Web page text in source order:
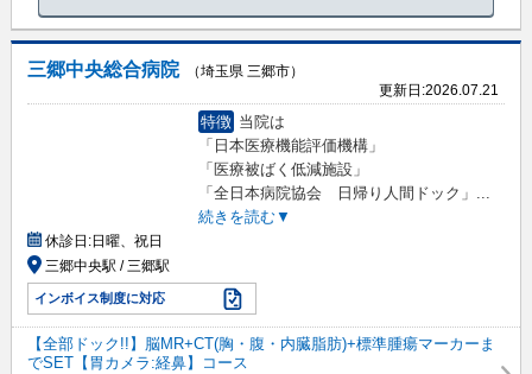
三郷中央総合病院
（埼玉県 三郷市）
更新日:2026.07.21
特徴 当院は
「日本医療機能評価機構」
「医療被ばく低減施設」
「全日本病院協会 日帰り人間ドック」 ...
続きを読む▼
休診日:日曜、祝日
三郷中央駅 / 三郷駅
インボイス制度に対応
【全部ドック!!】脳MR+CT(胸・腹・内臓脂肪)+標準腫瘍マーカーま
でSET【胃カメラ:経鼻】コース